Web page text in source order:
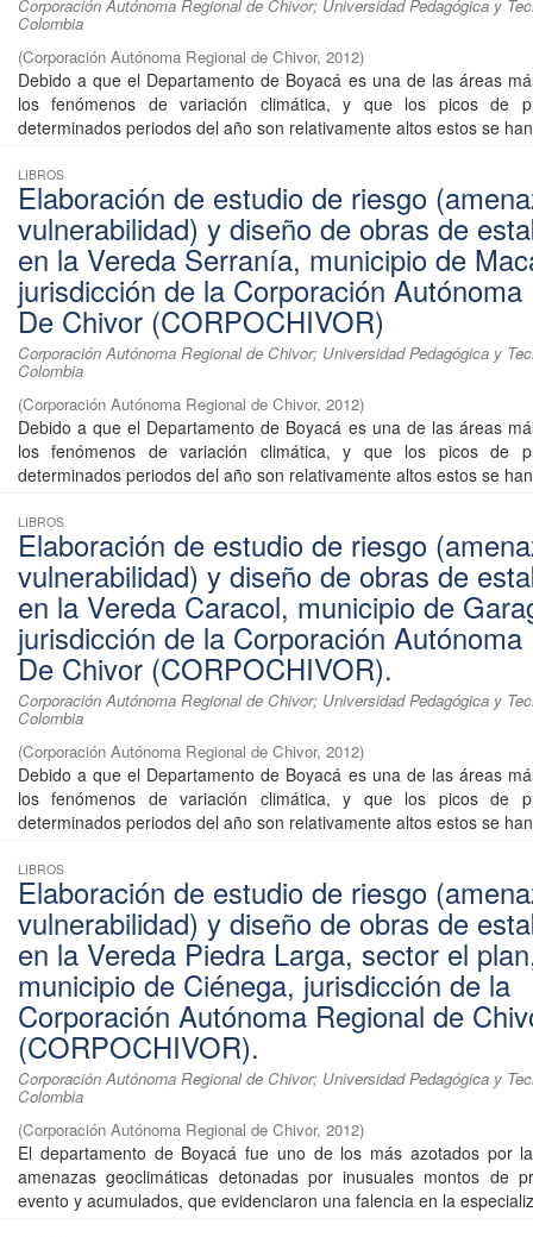
Corporación Autónoma Regional de Chivor; Universidad Pedagógica y
Colombia
(Corporación Autónoma Regional de Chivor, 2012)
Debido a que el Departamento de Boyacá es una de las áreas
los fenómenos de variación climática, y que los picos de
determinados periodos del año son relativamente altos estos se
LIBROS
Elaboración de estudio de riesgo
vulnerabilidad) y diseño de obras de
en la Vereda Serranía, municipio de
jurisdicción de la Corporación Autónoma
De Chivor (CORPOCHIVOR)
Corporación Autónoma Regional de Chivor; Universidad Pedagógica y
Colombia
(Corporación Autónoma Regional de Chivor, 2012)
Debido a que el Departamento de Boyacá es una de las áreas
los fenómenos de variación climática, y que los picos de
determinados periodos del año son relativamente altos estos se
LIBROS
Elaboración de estudio de riesgo
vulnerabilidad) y diseño de obras de
en la Vereda Caracol, municipio de
jurisdicción de la Corporación Autónoma
De Chivor (CORPOCHIVOR).
Corporación Autónoma Regional de Chivor; Universidad Pedagógica y
Colombia
(Corporación Autónoma Regional de Chivor, 2012)
Debido a que el Departamento de Boyacá es una de las áreas
los fenómenos de variación climática, y que los picos de
determinados periodos del año son relativamente altos estos se
LIBROS
Elaboración de estudio de riesgo
vulnerabilidad) y diseño de obras de
en la Vereda Piedra Larga, sector el
municipio de Ciénega, jurisdicción de la
Corporación Autónoma Regional de
(CORPOCHIVOR).
Corporación Autónoma Regional de Chivor; Universidad Pedagógica y
Colombia
(Corporación Autónoma Regional de Chivor, 2012)
El departamento de Boyacá fue uno de los más azotados por
amenazas geoclimáticas detonadas por inusuales montos de
evento y acumulados, que evidenciaron una falencia en la